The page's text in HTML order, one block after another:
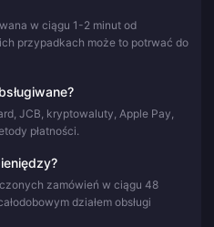
w ciągu 1-2 minut od
przypadkach może to potrwać do
JCB, kryptowaluty, Apple Pay,
płatności.
zamówień w ciągu 48
działem obsługi